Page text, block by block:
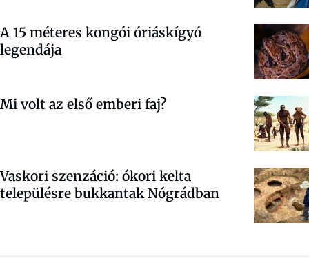
A 15 méteres kongói óriáskígyó
legendája
Mi volt az első emberi faj?
Vaskori szenzáció: ókori kelta
településre bukkantak Nógrádban